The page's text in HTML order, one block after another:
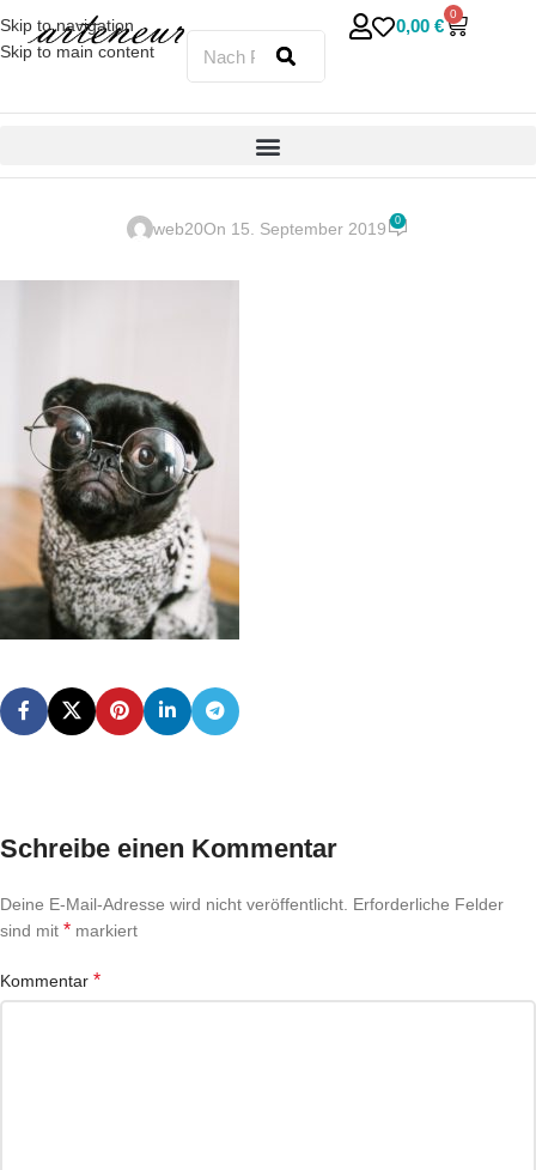
Skip to navigation
Skip to main content
0,00 €
0
web20On 15. September 2019 0
Schreibe einen Kommentar
Deine E-Mail-Adresse wird nicht veröffentlicht. Erforderliche Felder
sind mit * markiert
Kommentar *